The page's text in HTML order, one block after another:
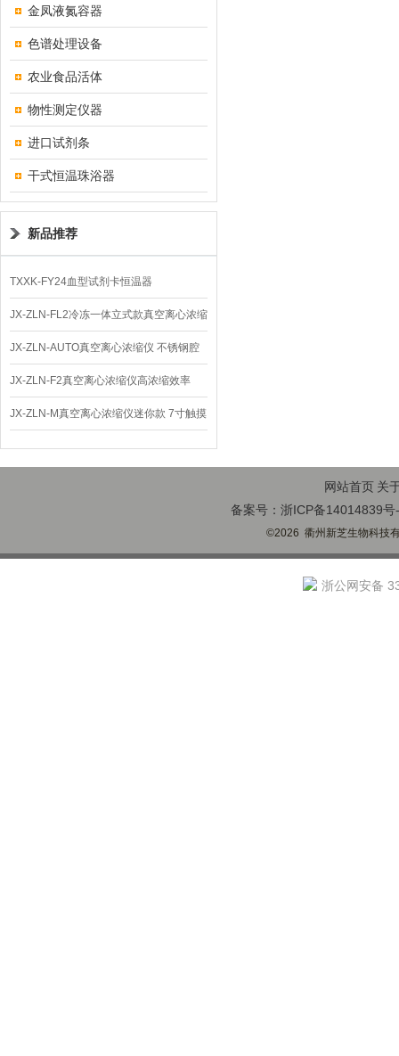
金凤液氮容器
色谱处理设备
农业食品活体
物性测定仪器
进口试剂条
干式恒温珠浴器
新品推荐
TXXK-FY24血型试剂卡恒温器
JX-ZLN-FL2冷冻一体立式款真空离心浓缩
仪 低温功能
JX-ZLN-AUTO真空离心浓缩仪 不锈钢腔
体
JX-ZLN-F2真空离心浓缩仪高浓缩效率
JX-ZLN-M真空离心浓缩仪迷你款 7寸触摸
屏
网站首页 关
备案号：浙ICP备14014839号
©2026 衢州新芝生物科技
浙公网安备